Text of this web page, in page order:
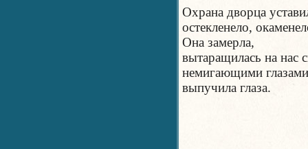
Охрана дворца
остекленело,
Она замерла,
вытаращилась на нас
немигающими
выпучила глаза.